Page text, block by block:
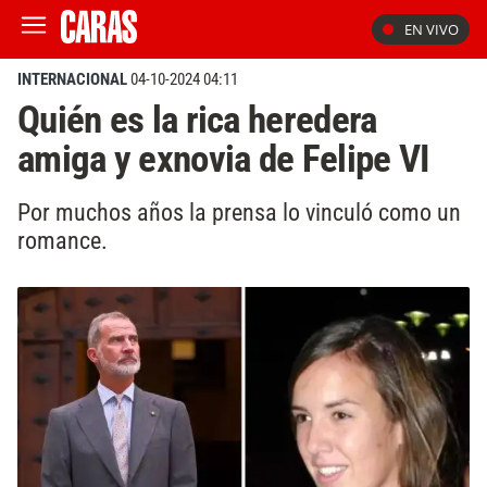
EN VIVO
INTERNACIONAL04-10-2024 04:11
Quién es la rica heredera
amiga y exnovia de Felipe VI
Por muchos años la prensa lo vinculó como un
romance.